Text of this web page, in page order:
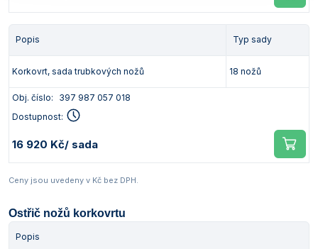
Popis Typ sady
Korkovrt, sada trubkových nožů 18 nožů
Obj. číslo:
397 987 057 018
Dostupnost:
16 920 Kč/ sada
Ceny jsou uvedeny v Kč bez DPH.
Ostřič nožů korkovrtu
Popis